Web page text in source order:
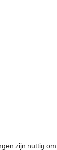
zijn nuttig